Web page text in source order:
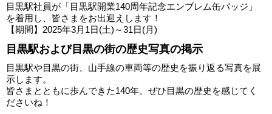
目黒駅社員が「目黒駅開業140周年記念エンブレム缶バッジ」
を着用し、皆さまをお出迎えします！
【期間】2025年3月1日(土)～31日(月)
目黒駅および目黒の街の歴史写真の掲示
目黒駅や目黒の街、山手線の車両等の歴史を振り返る写真を展
示します。
皆さまとともに歩んできた140年。ぜひ目黒の歴史を感じてく
ださいね！